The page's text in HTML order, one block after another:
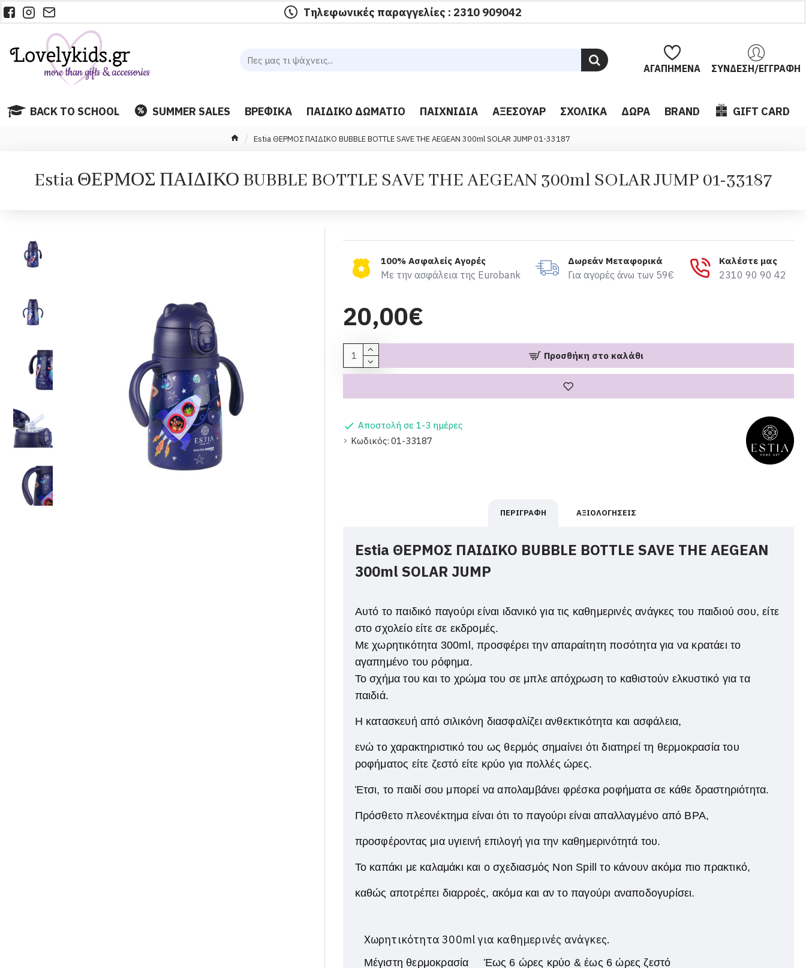
Τηλεφωνικές παραγγελίες : 2310 909042
ΑΓΑΠΗΜΈΝΑ ΣΎΝΔΕΣΗ/ΕΓΓΡΑΦΉ
BACK TO SCHOOL SUMMER SALES ΒΡΕΦΙΚΆ ΠΑΙΔΙΚΌ ΔΩΜΆΤΙΟ ΠΑΙΧΝΊΔΙΑ ΑΞΕΣΟΥΆΡ ΣΧΟΛΙΚΆ ΔΏΡΑ BRAND GIFT CARD
Estia ΘΕΡΜΟΣ ΠΑΙΔΙΚΟ BUBBLE BOTTLE SAVE THE AEGEAN 300ml SOLAR JUMP 01-33187
Estia ΘΕΡΜΟΣ ΠΑΙΔΙΚΟ BUBBLE BOTTLE SAVE THE AEGEAN 300ml SOLAR JUMP 01-33187
100% Ασφαλείς Αγορές
Με την ασφάλεια της Eurobank
Δωρεάν Μεταφορικά
Για αγορές άνω των 59€
Καλέστε μας
2310 90 90 42
Αποστολή σε 1-3 ημέρες
Κωδικός: 01-33187
20,00€
Προσθήκη στο καλάθι
ΠΕΡΙΓΡΑΦΉ ΑΞΙΟΛΟΓΉΣΕΙΣ
Estia ΘΕΡΜΟΣ ΠΑΙΔΙΚΟ BUBBLE BOTTLE SAVE THE AEGEAN
300ml SOLAR JUMP
Αυτό το παιδικό παγούρι είναι ιδανικό για τις καθημερινές ανάγκες του παιδιού σου, είτε
στο σχολείο είτε σε εκδρομές.
Με χωρητικότητα 300ml, προσφέρει την απαραίτητη ποσότητα για να κρατάει το
αγαπημένο του ρόφημα.
Το σχήμα του και το χρώμα του σε μπλε απόχρωση το καθιστούν ελκυστικό για τα
παιδιά.
Η κατασκευή από σιλικόνη διασφαλίζει ανθεκτικότητα και ασφάλεια,
ενώ το χαρακτηριστικό του ως θερμός σημαίνει ότι διατηρεί τη θερμοκρασία του
ροφήματος είτε ζεστό είτε κρύο για πολλές ώρες.
Έτσι, το παιδί σου μπορεί να απολαμβάνει φρέσκα ροφήματα σε κάθε δραστηριότητα.
Πρόσθετο πλεονέκτημα είναι ότι το παγούρι είναι απαλλαγμένο από BPA,
προσφέροντας μια υγιεινή επιλογή για την καθημερινότητά του.
Το καπάκι με καλαμάκι και ο σχεδιασμός Non Spill το κάνουν ακόμα πιο πρακτικό,
καθώς αποτρέπει διαρροές, ακόμα και αν το παγούρι αναποδογυρίσει.
Χωρητικότητα 300ml για καθημερινές ανάγκες.
Μέγιστη θερμοκρασία
Έως 6 ώρες κρύο & έως 6 ώρες ζεστό